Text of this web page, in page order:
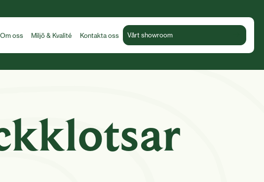
Om oss Miljö & Kvalité Kontakta oss Vårt showroom